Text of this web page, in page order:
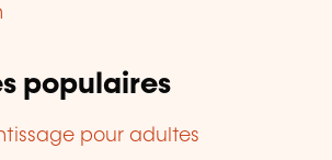
populaires
pour adultes